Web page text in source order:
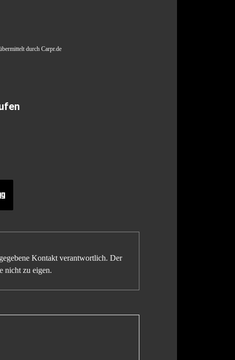
durch Carpr.de
Kontakt verantwortlich. Der
nicht zu eigen.